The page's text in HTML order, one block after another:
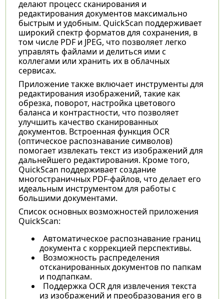
делают процесс сканирования и
редактирования документов максимально
быстрым и удобным. QuickScan поддерживает
широкий спектр форматов для сохранения, в
том числе PDF и JPEG, что позволяет легко
управлять файлами и делиться ими с
коллегами или хранить их в облачных
сервисах.
Приложение также включает инструменты для
редактирования изображений, такие как
обрезка, поворот, настройка цветового
баланса и контрастности, что позволяет
улучшить качество сканированных
документов. Встроенная функция OCR
(оптическое распознавание символов)
помогает извлекать текст из изображений для
дальнейшего редактирования. Кроме того,
QuickScan поддерживает создание
многостраничных PDF-файлов, что делает его
идеальным инструментом для работы с
большими документами.
Список основных возможностей приложения
QuickScan:
Автоматическое распознавание границ
документа с коррекцией перспективы.
Возможность распределения
отсканированных документов по папкам
и подпапкам.
Поддержка OCR для извлечения текста
из изображений и преобразования его в